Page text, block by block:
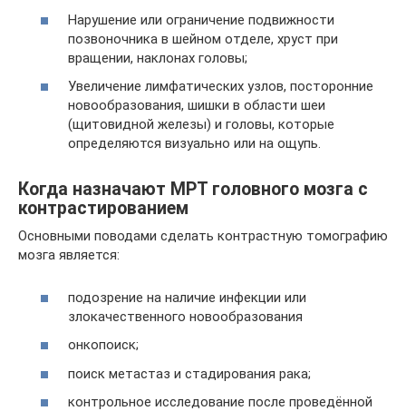
Нарушение или ограничение подвижности
позвоночника в шейном отделе, хруст при
вращении, наклонах головы;
Увеличение лимфатических узлов, посторонние
новообразования, шишки в области шеи
(щитовидной железы) и головы, которые
определяются визуально или на ощупь.
Когда назначают МРТ головного мозга с
контрастированием
Основными поводами сделать контрастную томографию
мозга является:
подозрение на наличие инфекции или
злокачественного новообразования
онкопоиск;
поиск метастаз и стадирования рака;
контрольное исследование после проведённой